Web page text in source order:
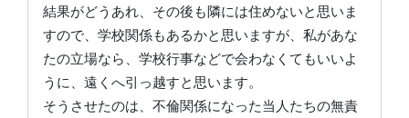
結果がどうあれ、その後も隣には住めないと思いま
すので、学校関係もあるかと思いますが、私があな
たの立場なら、学校行事などで会わなくてもいいよ
うに、遠くへ引っ越すと思います。
そうさせたのは、不倫関係になった当人たちの無責